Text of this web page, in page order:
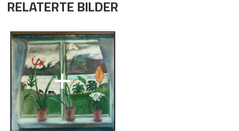
RELATERTE BILDER
+